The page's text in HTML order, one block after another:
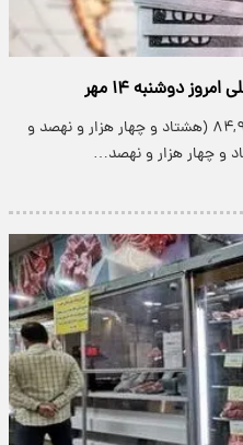
دوشنبه ۱۴ مهر
قیمت یورو با کاهش محسوس ، از ۸۴,۹۸۳ (هشتاد و چهار هزار و نهصد و